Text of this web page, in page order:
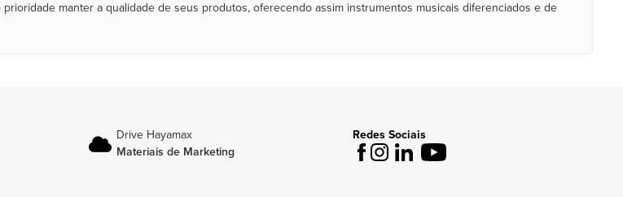
manter a qualidade de seus produtos, oferecendo assim instrumentos musicais diferenciados e de
Drive Hayamax
Materiais de Marketing
Redes Sociais